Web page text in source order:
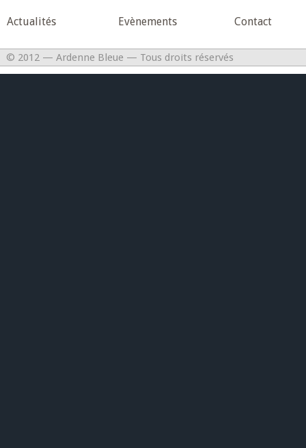
Actualités Evènements Contact
© 2012 — Ardenne Bleue — Tous droits réservés